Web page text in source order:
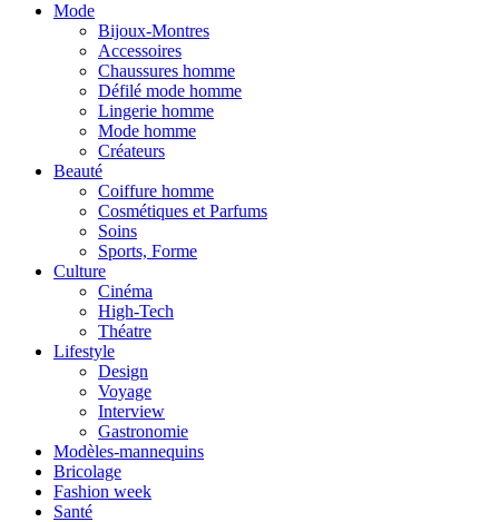
Mode
Bijoux-Montres
Accessoires
Chaussures homme
Défilé mode homme
Lingerie homme
Mode homme
Créateurs
Beauté
Coiffure homme
Cosmétiques et Parfums
Soins
Sports, Forme
Culture
Cinéma
High-Tech
Théatre
Lifestyle
Design
Voyage
Interview
Gastronomie
Modèles-mannequins
Bricolage
Fashion week
Santé